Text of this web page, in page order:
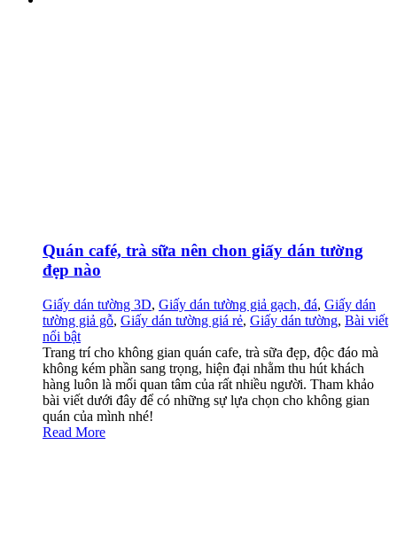
Quán café, trà sữa nên chon giấy dán tường
đẹp nào
Giấy dán tường 3D, Giấy dán tường giả gạch, đá, Giấy dán
tường giả gỗ, Giấy dán tường giá rẻ, Giấy dán tường, Bài viết
nổi bật
Trang trí cho không gian quán cafe, trà sữa đẹp, độc đáo mà
không kém phần sang trọng, hiện đại nhằm thu hút khách
hàng luôn là mối quan tâm của rất nhiều người. Tham khảo
bài viết dưới đây để có những sự lựa chọn cho không gian
quán của mình nhé!
Read More